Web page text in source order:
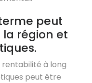
peut
région et
à long
peut être